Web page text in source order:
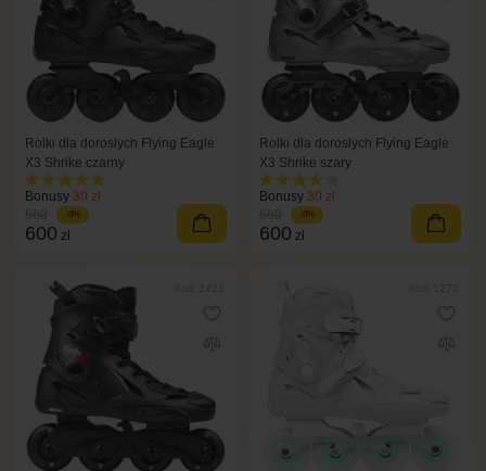
Rolki dla dorosłych Flying Eagle
X3 Shrike czarny
Bonusy 30 zł
-9%
600 zł
Rolki dla dorosłych Flying Eagle
X3 Shrike szary
Bonusy 30 zł
-9%
600 zł